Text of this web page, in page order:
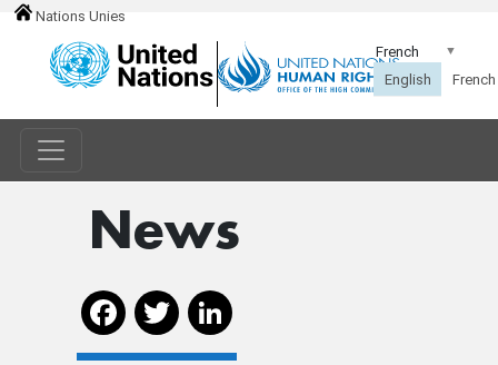
Nations Unies
News
Facebook
Twitter
LinkedIn